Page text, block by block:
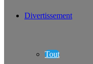
Divertissement
Tout